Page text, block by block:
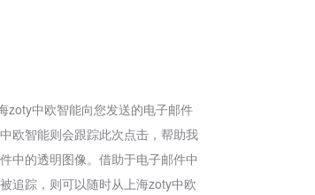
zoty中欧智能向您发送的电子邮件
欧智能则会跟踪此次点击，帮助我
中的透明图像。借助于电子邮件中
追踪，则可以随时从上海zoty中欧